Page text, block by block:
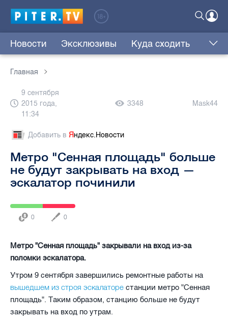
Новости Эксклюзивы Куда сходить
Главная
9 сентября
2015 года,
11:34
3348 Mask44
Добавить в Яндекс.Новости
Метро "Сенная площадь" больше
не будут закрывать на вход —
эскалатор починили
0 0
Метро "Сенная площадь" закрывали на вход из-за
поломки эскалатора.
Утром 9 сентября завершились ремонтные работы на
вышедшем из строя эскалаторе станции метро "Сенная
площадь". Таким образом, станцию больше не будут
закрывать на вход по утрам.